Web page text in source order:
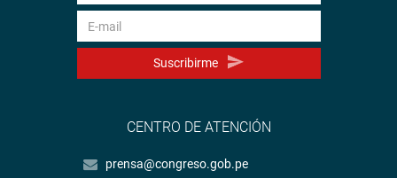
Suscribirme
CENTRO DE ATENCIÓN
prensa@congreso.gob.pe